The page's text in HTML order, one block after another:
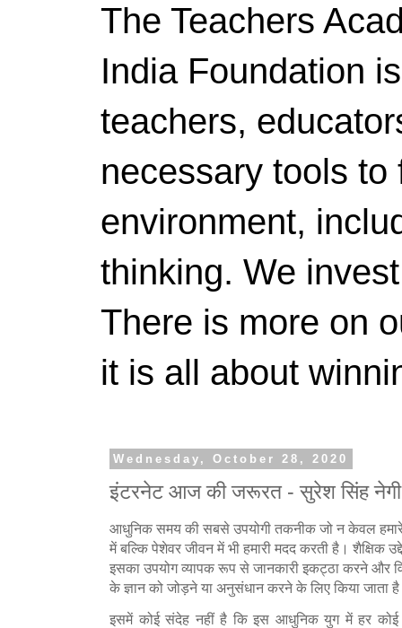
The Teachers
India Foundation
teachers,
necessary tools
environment,
thinking. We
There is more on
it is all about
Wednesday, October 28, 2020
इंटरनेट आज की जरूरत - सुरेश सिंह नेगी
आधुनिक समय की सबसे उपयोगी तकनीक जो न केवल
में बल्कि पेशेवर जीवन में भी हमारी मदद करती है। शैक्षिक
इसका उपयोग व्यापक रूप से जानकारी इकट्ठा करने और
के ज्ञान को जोड़ने या अनुसंधान करने के लिए किया जाता
इसमें कोई संदेह नहीं है कि इस आधुनिक युग में हर कोई